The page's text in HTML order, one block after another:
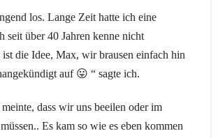
los. Lange Zeit hatte ich eine
seit über 40 Jahren kenne nicht
die Idee, Max, wir brausen einfach hin
auf 😛 “ sagte ich.
dass wir uns beeilen oder im
Es kam so wie es eben kommen